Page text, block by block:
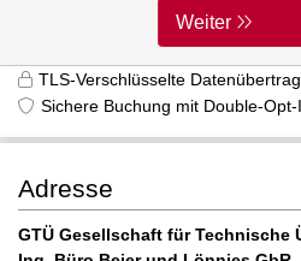
Weiter
TLS-Verschlüsselte
Sichere Buchung mit Double-Opt-
Adresse
GTÜ Gesellschaft für Technische